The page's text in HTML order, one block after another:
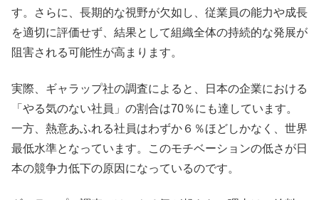
す。さらに、長期的な視野が欠如し、従業員の能力や成長
を適切に評価せず、結果として組織全体の持続的な発展が
阻害される可能性が高まります。
実際、ギャラップ社の調査によると、日本の企業における
「やる気のない社員」の割合は70％にも達しています。
一方、熱意あふれる社員はわずか６％ほどしかなく、世界
最低水準となっています。このモチベーションの低さが日
本の競争力低下の原因になっているのです。